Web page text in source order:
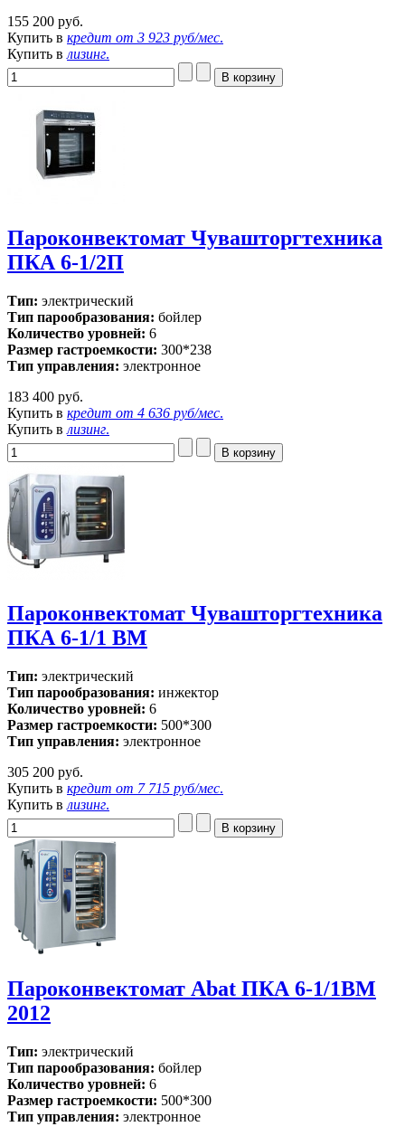
155 200 руб.
Купить в кредит от 3 923 руб/мес.
Купить в лизинг.
Пароконвектомат Чувашторгтехника
ПКА 6-1/2П
Тип: электрический
Тип парообразования: бойлер
Количество уровней: 6
Размер гастроемкости: 300*238
Тип управления: электронное
183 400 руб.
Купить в кредит от 4 636 руб/мес.
Купить в лизинг.
Пароконвектомат Чувашторгтехника
ПКА 6-1/1 ВМ
Тип: электрический
Тип парообразования: инжектор
Количество уровней: 6
Размер гастроемкости: 500*300
Тип управления: электронное
305 200 руб.
Купить в кредит от 7 715 руб/мес.
Купить в лизинг.
Пароконвектомат Abat ПКА 6-1/1ВМ
2012
Тип: электрический
Тип парообразования: бойлер
Количество уровней: 6
Размер гастроемкости: 500*300
Тип управления: электронное